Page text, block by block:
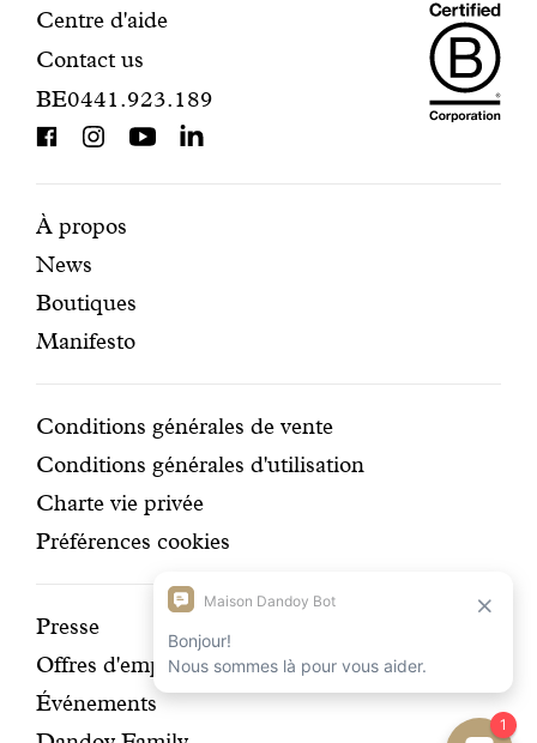
Informations
de
contact
Centre d'aide
Contact us
BE0441.923.189
Pages
mises
en
avant
Navigation
secondaire
À propos
News
Boutiques
Manifesto
Conditions
Conditions générales de vente
Conditions générales d'utilisation
Charte vie privée
Préférences cookies
Découvrir
notre
histoire
Presse
Offres d'emplois
Événements
is